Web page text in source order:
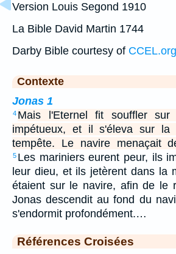
Version Louis Segond 1910
La Bible David Martin 1744
Darby Bible courtesy of CCEL.org
Contexte
Jonas 1
4 Mais l'Eternel fit souffler
impétueux, et il s'éleva sur la
tempête. Le navire menaçait
5 Les mariniers eurent peur, ils
leur dieu, et ils jetèrent dans la
étaient sur le navire, afin de le
Jonas descendit au fond du
s'endormit profondément.…
Références Croisées